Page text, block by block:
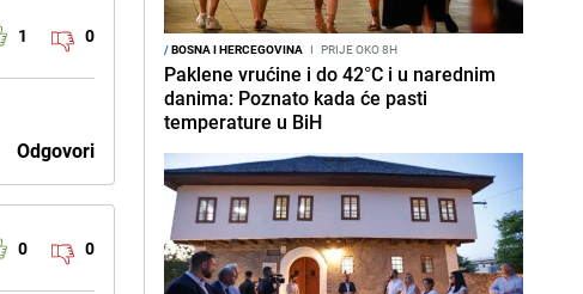
1 0
Odgovori
0 0
/BOSNA I HERCEGOVINA I PRIJE OKO 8H
Paklene vrućine i do 42°C i u narednim
danima: Poznato kada će pasti
temperature u BiH